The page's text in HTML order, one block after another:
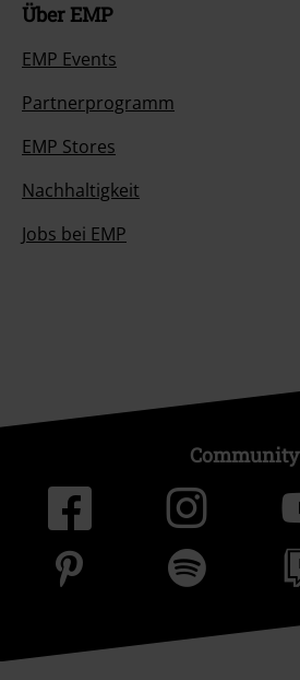
Über EMP
EMP Events
Partnerprogramm
EMP Stores
Nachhaltigkeit
Jobs bei EMP
Community